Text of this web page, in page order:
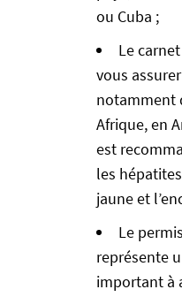
ou Cuba ;
Le
vous
notamment
Afrique, en
est
les
jaune et
Le
représente
important à